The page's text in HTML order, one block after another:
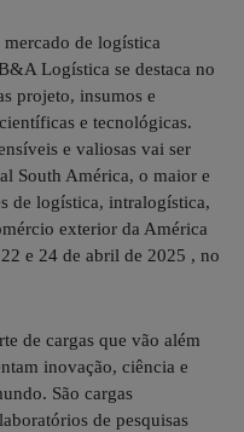
de logística
Logística se destaca no
projeto, insumos e
e tecnológicas.
e valiosas vai ser
South América, o maior e
de logística, intralogística,
exterior da América
e 24 de abril de 2025 , no
de cargas que vão além
inovação, ciência e
São cargas
de pesquisas